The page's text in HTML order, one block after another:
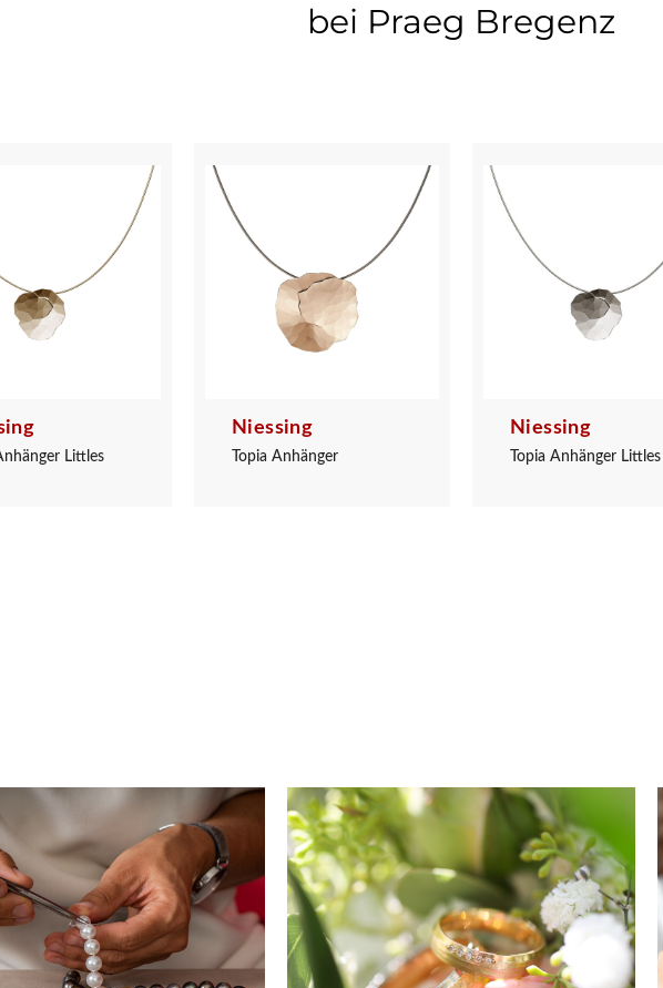
bei Praeg Bregenz
Littles
Niessing
Topia Anhänger
Niessing
Topia Anhänger Littles